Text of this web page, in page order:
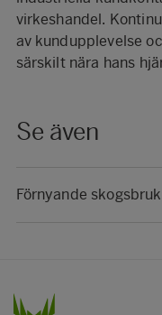
virkeshandel.
av kundupplevelse
särskilt nära hans
Se även
Förnyande skogsbruk